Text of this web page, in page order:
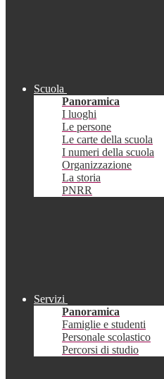
Scuola
Panoramica
I luoghi
Le persone
Le carte della scuola
I numeri della scuola
Organizzazione
La storia
PNRR
Servizi
Panoramica
Famiglie e studenti
Personale scolastico
Percorsi di studio